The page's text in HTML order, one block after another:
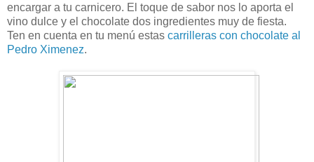
encargar a tu carnicero. El toque de sabor nos lo aporta el
vino dulce y el chocolate dos ingredientes muy de fiesta.
Ten en cuenta en tu menú estas carrilleras con chocolate al
Pedro Ximenez.